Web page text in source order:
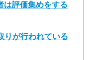
評価集めをする
りが行われている